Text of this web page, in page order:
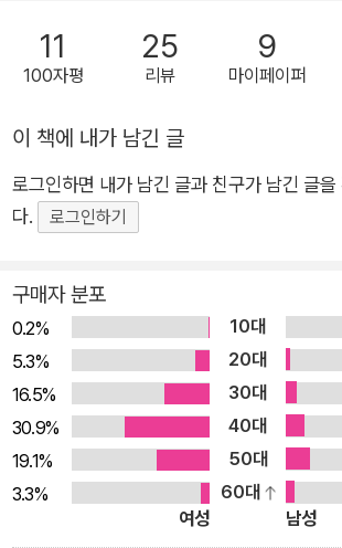
생각과 말과 글을 통제하기 위한 도구로 쓰
지는 힘은 그만큼 강력하다. 강인한 힘을 가지고 있고 펄떡이는
의 삶을 마주하게 되었다. 언어 속에 담긴 문
보며 인간 보편의 삶과 고민, 사랑과 좌절, 경
을 사유했다. 그의 사유는 현재 우리 삶과 맞
수업과 강의에 녹아들어 있다. 지금껏 학생들
하기에 이르렀다. “나는 강의실에서 학문으로서의 국어 너머 세
상을 향한 큰 이해와 사랑을 배웠다.” “당연하던 말들이 예사롭게
보이지 않는다. 생각이 깊어지면서도 기분이
다.” “‘왜?’라고 궁금증을 품는 태도, 사소하다 여기던 것을 다르
게 볼 줄 아는 시각을 익힌다.” _학생들의 수업 후기 중에서 매일
양치질을 하지만 양치질이라는 단어 속에 불
는 것을 알기는 어렵다. 키오스크는 가게에
문기계여서 자칫 신조어라고 생각하기 쉽지
11
100자평
25
리뷰
9
마이페이퍼
이 책에 내가 남긴 글
로그인하면 내가 남긴 글과 친구가 남긴 글을
다.
로그인하기
구매자 분포
0.2% 10대
5.3%
20대
16.5%
30대
30.9%
40대
19.1%
50대
3.3%
60대
여성
남성